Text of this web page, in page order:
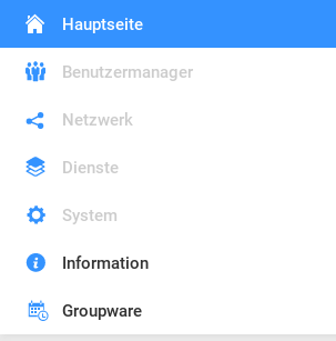
Hauptseite
Benutzermanager
Netzwerk
Dienste
System
Information
Groupware